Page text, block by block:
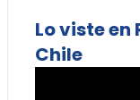
Lo viste en
Chile